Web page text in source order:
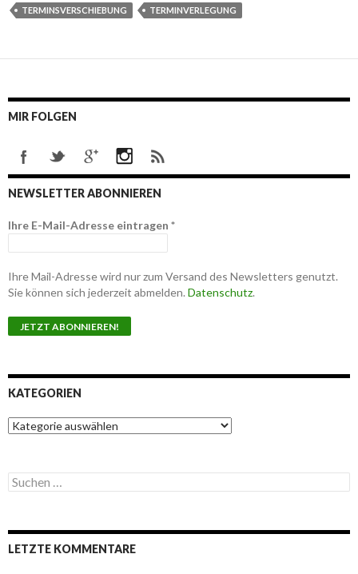
TERMINSVERSCHIEBUNG
TERMINVERLEGUNG
MIR FOLGEN
NEWSLETTER ABONNIEREN
Ihre E-Mail-Adresse eintragen *
Ihre Mail-Adresse wird nur zum Versand des Newsletters genutzt.
Sie können sich jederzeit abmelden. Datenschutz.
KATEGORIEN
K
a
g
o
n
S
u
e
n
LETZTE KOMMENTARE